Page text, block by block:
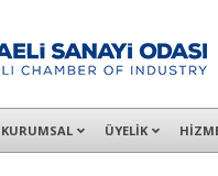
kuruluşuna uzman
KURUMSAL ÜYELİK